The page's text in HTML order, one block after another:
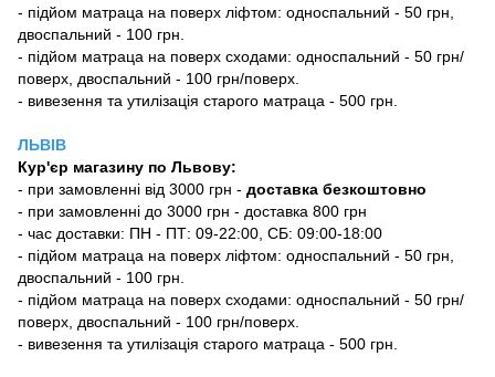
- підйом матраца на поверх ліфтом: односпальний - 50 грн,
двоспальний - 100 грн.
- підйом матраца на поверх сходами: односпальний - 50 грн/
поверх, двоспальний - 100 грн/поверх.
- вивезення та утилізація старого матраца - 500 грн.
ЛЬВІВ
Кур'єр магазину по Львову:
- при замовленні від 3000 грн - доставка безкоштовно
- при замовленні до 3000 грн - доставка 800 грн
- час доставки: ПН - ПТ: 09-22:00, СБ: 09:00-18:00
- підйом матраца на поверх ліфтом: односпальний - 50 грн,
двоспальний - 100 грн.
- підйом матраца на поверх сходами: односпальний - 50 грн/
поверх, двоспальний - 100 грн/поверх.
- вивезення та утилізація старого матраца - 500 грн.